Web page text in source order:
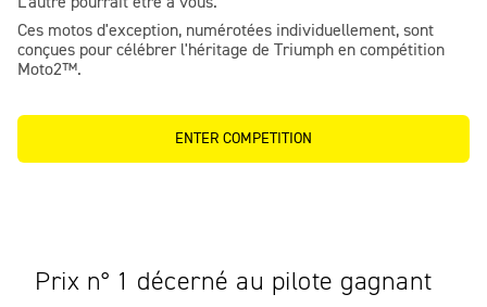
L'autre pourrait être à vous.
Ces motos d'exception, numérotées individuellement, sont
conçues pour célébrer l'héritage de Triumph en compétition
Moto2™.
ENTER COMPETITION
Prix n° 1 décerné au pilote gagnant